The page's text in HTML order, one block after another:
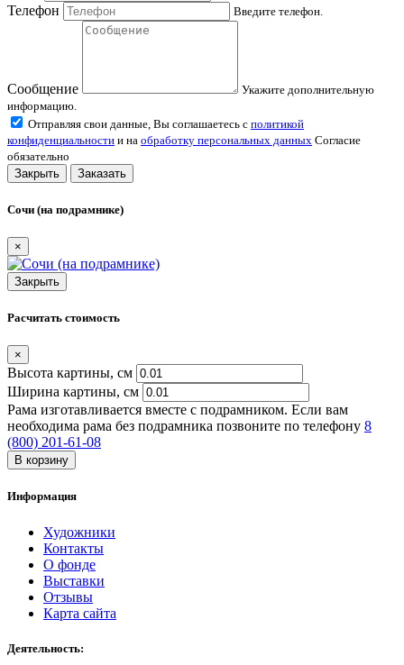
Телефон Введите телефон.
Сообщение
Укажите дополнительную
информацию.
Отправляя свои данные, Вы соглашаетесь с политикой
конфиденциальности и на обработку персональных данных Согласие
обязательно
Закрыть
Заказать
Сочи (на подрамнике)
×
Закрыть
Расчитать стоимость
×
Высота картины, см
Ширина картины, cм
Рама изготавливается вместе с подрамником. Если вам
необходима рама без подрамника позвоните по телефону 8
(800) 201-61-08
В корзину
Информация
Художники
Контакты
О фонде
Выставки
Отзывы
Карта сайта
Деятельность: